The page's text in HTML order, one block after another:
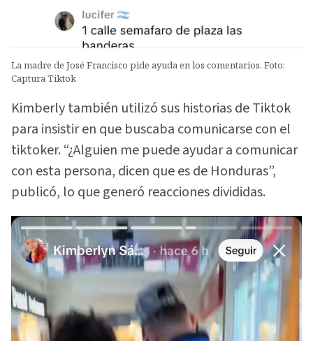
La madre de José Francisco pide ayuda en los comentarios. Foto:
Captura Tiktok
Kimberly también utilizó sus historias de Tiktok
para insistir en que buscaba comunicarse con el
tiktoker. “¿Alguien me puede ayudar a comunicar
con esta persona, dicen que es de Honduras”,
publicó, lo que generó reacciones divididas.